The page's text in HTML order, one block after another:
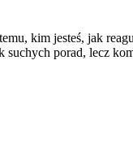
kim jesteś, jak
porad, lecz